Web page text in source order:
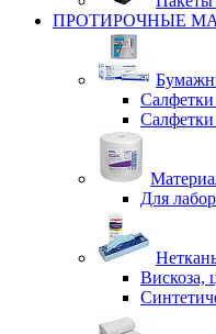
ПРОТИРОЧНЫЕ
Салфетки
Для
Вискоза,